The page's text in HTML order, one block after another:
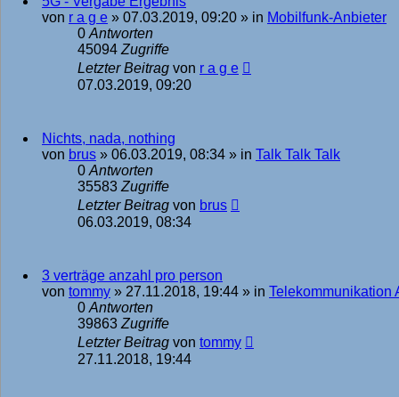
von r a g e » 07.03.2019, 09:20 » in Mobilfunk-Anbieter
0Antworten
45094Zugriffe
Letzter Beitrag von r a g e
07.03.2019, 09:20
Nichts, nada, nothing
von brus » 06.03.2019, 08:34 » in Talk Talk Talk
0Antworten
35583Zugriffe
Letzter Beitrag von brus
06.03.2019, 08:34
3 verträge anzahl pro person
von tommy » 27.11.2018, 19:44 » in Telekommunikation
0Antworten
39863Zugriffe
Letzter Beitrag von tommy
27.11.2018, 19:44